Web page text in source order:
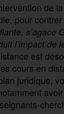
de
pour
s’agace
l’impact de
est
cours en
juridique,